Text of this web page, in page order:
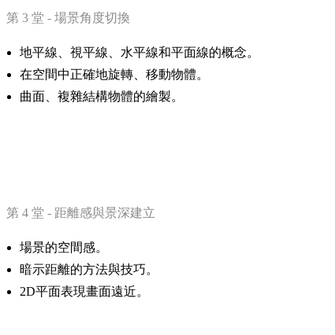
第 3 堂 - 場景角度切換
地平線、視平線、水平線和平面線的概念。
在空間中正確地旋轉、移動物體。
曲面、複雜結構物體的繪製。
第 4 堂 - 距離感與景深建立
場景的空間感。
暗示距離的方法與技巧。
2D平面表現畫面遠近。